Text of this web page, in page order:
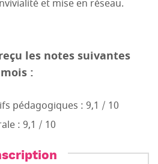
et mise en réseau.
les notes suivantes
:
pédagogiques : 9,1 / 10
: 9,1 / 10